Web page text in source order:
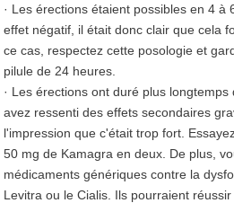
· Les érections étaient possibles en 4 à
effet négatif, il était donc clair que cela
ce cas, respectez cette posologie et
pilule de 24 heures.
· Les érections ont duré plus
avez ressenti des effets secondaires
l'impression que c'était trop fort.
50 mg de Kamagra en deux. De plus,
médicaments génériques contre la
Levitra ou le Cialis. Ils pourraient réussir